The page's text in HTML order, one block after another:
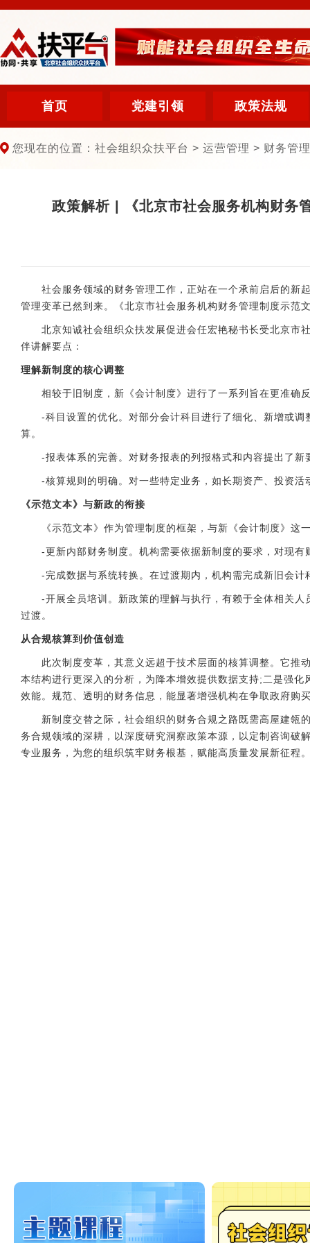
首页 党建引领 政策法规
您现在的位置：社会组织众扶平台 > 运营管理 > 财务管
政策解析 | 《北京市社会服务机构财务
社会服务领域的财务管理工作，正站在一个承前启后的新
管理变革已然到来。《北京市社会服务机构财务管理制度示
北京知诚社会组织众扶发展促进会任宏艳秘书长受北京市社
伴讲解要点：
理解新制度的核心调整
相较于旧制度，新《会计制度》进行了一系列旨在更准确
-科目设置的优化。对部分会计科目进行了细化、新增或调
算。
-报表体系的完善。对财务报表的列报格式和内容提出了新
-核算规则的明确。对一些特定业务，如长期资产、投资活
《示范文本》与新政的衔接
《示范文本》作为管理制度的框架，与新《会计制度》这
-更新内部财务制度。机构需要依据新制度的要求，对现有
-完成数据与系统转换。在过渡期内，机构需完成新旧会计
-开展全员培训。新政策的理解与执行，有赖于全体相关人
过渡。
从合规核算到价值创造
此次制度变革，其意义远超于技术层面的核算调整。它推动
本结构进行更深入的分析，为降本增效提供数据支持;二是强
效能。规范、透明的财务信息，能显著增强机构在争取政府购
新制度交替之际，社会组织的财务合规之路既需高屋建瓴
务合规领域的深耕，以深度研究洞察政策本源，以定制咨询破
专业服务，为您的组织筑牢财务根基，赋能高质量发展新征程